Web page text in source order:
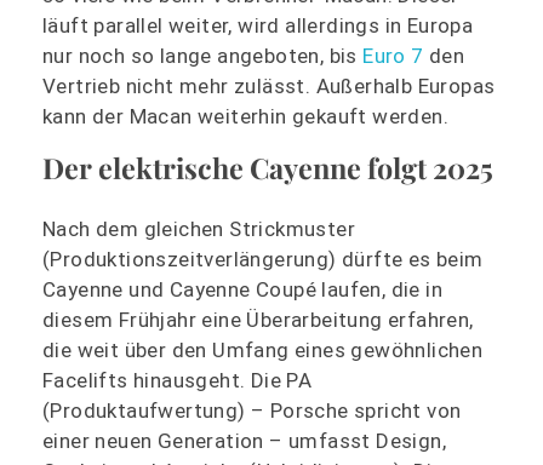
läuft parallel weiter, wird allerdings in Europa
nur noch so lange angeboten, bis Euro 7 den
Vertrieb nicht mehr zulässt. Außerhalb Europas
kann der Macan weiterhin gekauft werden.
Der elektrische Cayenne folgt 2025
Nach dem gleichen Strickmuster
(Produktionszeitverlängerung) dürfte es beim
Cayenne und Cayenne Coupé laufen, die in
diesem Frühjahr eine Überarbeitung erfahren,
die weit über den Umfang eines gewöhnlichen
Facelifts hinausgeht. Die PA
(Produktaufwertung) – Porsche spricht von
einer neuen Generation – umfasst Design,